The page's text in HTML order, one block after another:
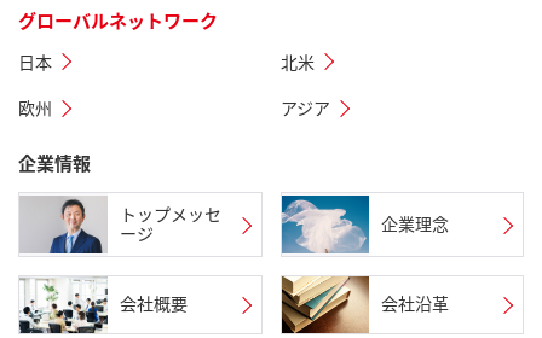
グローバルネットワーク
日本 北米
欧州 アジア
企業情報
トップメッセ
ージ
企業理念
会社概要 会社沿革